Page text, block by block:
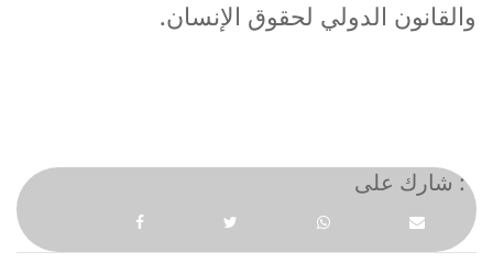
والقانون الدولي لحقوق الإنسان.
شارك على :